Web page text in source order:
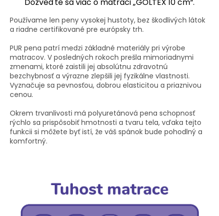
Používame len peny vysokej hustoty, bez škodlivých látok
a riadne certifikované pre európsky trh.
PUR pena patrí medzi základné materiály pri výrobe
matracov. V posledných rokoch prešla mimoriadnymi
zmenami, ktoré zaistili jej absolútnu zdravotnú
bezchybnosť a výrazne zlepšili jej fyzikálne vlastnosti.
Vyznačuje sa pevnosťou, dobrou elasticitou a priaznivou
cenou.
Okrem trvanlivosti má polyuretánová pena schopnosť
rýchlo sa prispôsobiť hmotnosti a tvaru tela, vďaka tejto
funkcii si môžete byť istí, že váš spánok bude pohodlný a
komfortný.